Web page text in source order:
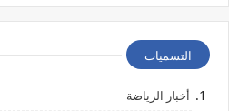
التسميات
أخبار الرياضة